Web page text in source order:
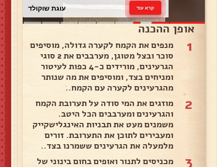
עוגת שוקולד קרא עוד
אופן ההכנה
1
מנפים את הקמח לקערה גדולה, מוסיפים
סוכר ובצל מטוגן, מערבבים את 2 סוגי
הגרעינים, מורידים כ-4 כפות לעיטור
ומניחים בצד, ומוסיפים את מה שנותר
מהגרעינים לקערה עם הקמח..
2
מוזגים את המי סודה על תערובת הקמח
והגרעינים ומערבבים הכל היטב.
משמנים מעט את תבניות האינגלישקייק
ומעבירים לתוכן את התערובת. זורים
מלמעלה את הגרעינים ששמרנו בצד..
3
מכניסים לתנור ואופים בחום בינוני של